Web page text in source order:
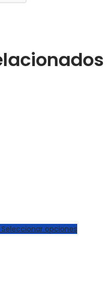
Seleccionar opciones